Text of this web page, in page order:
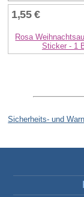
1,55 €
Rosa
Sticker - 1
Sicherheits- und